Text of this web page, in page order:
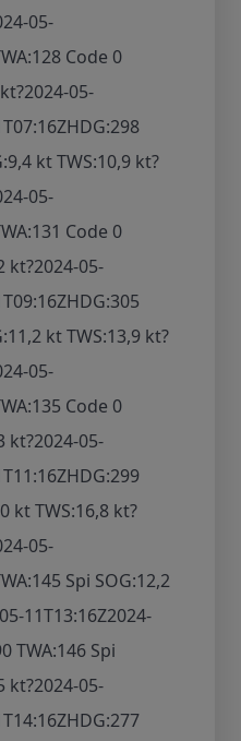
05-
Code 0
?2024-05-
HDG:298
kt TWS:10,9 kt?
05-
Code 0
kt?2024-05-
HDG:305
kt TWS:13,9 kt?
05-
Code 0
kt?2024-05-
HDG:299
kt TWS:16,8 kt?
05-
Spi SOG:12,2
11T13:16Z2024-
TWA:146 Spi
kt?2024-05-
HDG:277